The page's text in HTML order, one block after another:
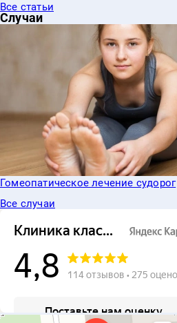
Все статьи
Случаи
Гомеопатическое лечение судорог
Все случаи